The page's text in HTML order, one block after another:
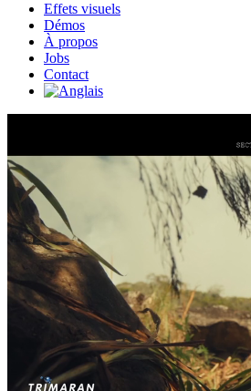
Effets visuels
Démos
À propos
Jobs
Contact